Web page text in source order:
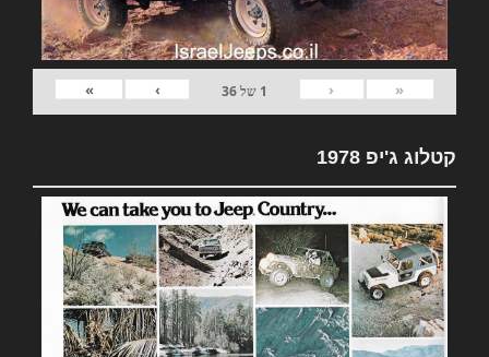
«
‹
1 של36
›
»
קטלוג ג'יפ 1978